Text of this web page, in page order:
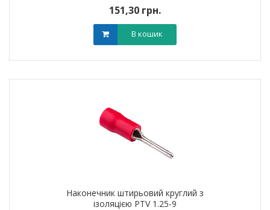
151,30 грн.
В кошик
Наконечник штирьовий круглий з
ізоляцією PTV 1.25-9